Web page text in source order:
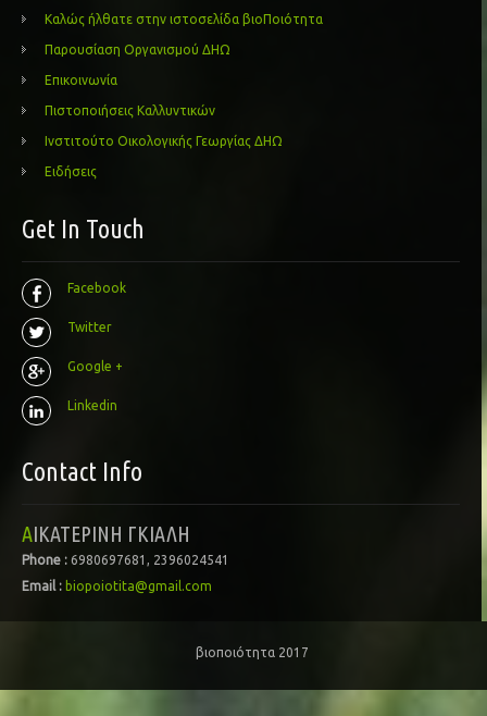
Καλώς ήλθατε στην ιστοσελίδα βιοΠοιότητα
Παρουσίαση Οργανισμού ΔΗΩ
Επικοινωνία
Πιστοποιήσεις Καλλυντικών
Ινστιτούτο Οικολογικής Γεωργίας ΔΗΩ
Ειδήσεις
Get In Touch
Facebook
Twitter
Google +
Linkedin
Contact Info
ΑΙΚΑΤΕΡΙΝΗ ΓΚΙΑΛΗ
Phone : 6980697681, 2396024541
Email : biopoiotita@gmail.com
βιοποιότητα 2017